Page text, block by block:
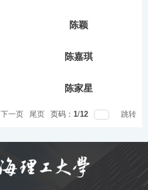
陈颖
陈嘉琪
陈家星
下一页 尾页 页码： 1/12 跳转